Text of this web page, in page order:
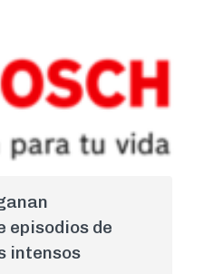
episodios de
intensos